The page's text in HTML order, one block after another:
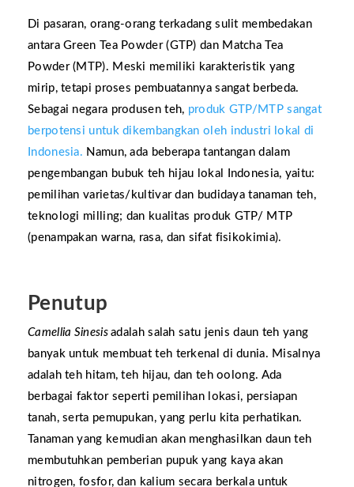
Di pasaran, orang-orang terkadang sulit membedakan
antara Green Tea Powder (GTP) dan Matcha Tea
Powder (MTP). Meski memiliki karakteristik yang
mirip, tetapi proses pembuatannya sangat berbeda.
Sebagai negara produsen teh, produk GTP/MTP sangat
berpotensi untuk dikembangkan oleh industri lokal di
Indonesia. Namun, ada beberapa tantangan dalam
pengembangan bubuk teh hijau lokal Indonesia, yaitu:
pemilihan varietas/kultivar dan budidaya tanaman teh,
teknologi milling; dan kualitas produk GTP/ MTP
(penampakan warna, rasa, dan sifat fisikokimia).
Penutup
Camellia Sinesisadalah salah satu jenis daun teh yang
banyak untuk membuat teh terkenal di dunia. Misalnya
adalah teh hitam, teh hijau, dan teh oolong. Ada
berbagai faktor seperti pemilihan lokasi, persiapan
tanah, serta pemupukan, yang perlu kita perhatikan.
Tanaman yang kemudian akan menghasilkan daun teh
membutuhkan pemberian pupuk yang kaya akan
nitrogen, fosfor, dan kalium secara berkala untuk